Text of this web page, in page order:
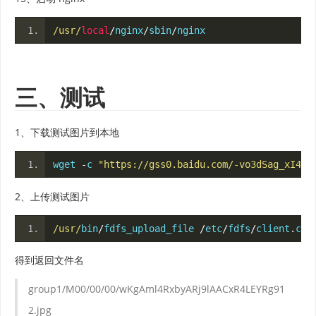
/usr/local /nginx/sbin/nginx
三、测试
1、下载测试图片到本地
wget -c "https://gss0.baidu.com/-
2、上传测试图片
/usr/bin/fdfs_upload_file /etc/fdfs/client .
得到返回文件名
group1/M00/00/00/wKgAml4RxbyARj9lAACxR4LEYRg91
2.jpg